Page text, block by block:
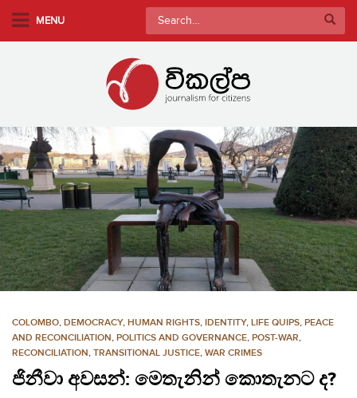
m
a
i
n
c
o
n
t
e
MENU
Search
for:
COLOMBO, DEMOCRACY, HUMAN RIGHTS, IDENTITY, LIFE QUIPS, PEACE
AND RECONCILIATION, POLITICS AND GOVERNANCE, POST-WAR,
RECONCILIATION, TRANSITIONAL JUSTICE, WAR CRIMES
ජිනීවා අවසන්: මෙතැනින් කොතැනට ද?